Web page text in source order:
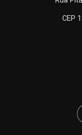
CEP